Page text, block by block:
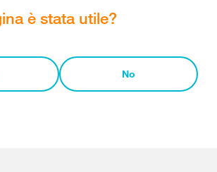
è stata utile?
No